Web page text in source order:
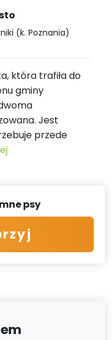
(k. Poznania)
która trafiła do
gminy
Jest
przede
psy